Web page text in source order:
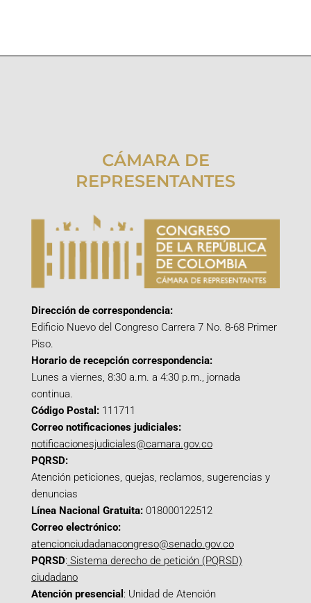
CÁMARA DE
REPRESENTANTES
Dirección de correspondencia:
Edificio Nuevo del Congreso Carrera 7 No. 8-68 Primer
Piso.
Horario de recepción correspondencia:
Lunes a viernes, 8:30 a.m. a 4:30 p.m., jornada
continua.
Código Postal: 111711
Correo notificaciones judiciales:
notificacionesjudiciales@camara.gov.co
PQRSD:
Atención peticiones, quejas, reclamos, sugerencias y
denuncias
Línea Nacional Gratuita: 018000122512
Correo electrónico:
atencionciudadanacongreso@senado.gov.co
PQRSD: Sistema derecho de petición (PQRSD)
ciudadano
Atención presencial : Unidad de Atención